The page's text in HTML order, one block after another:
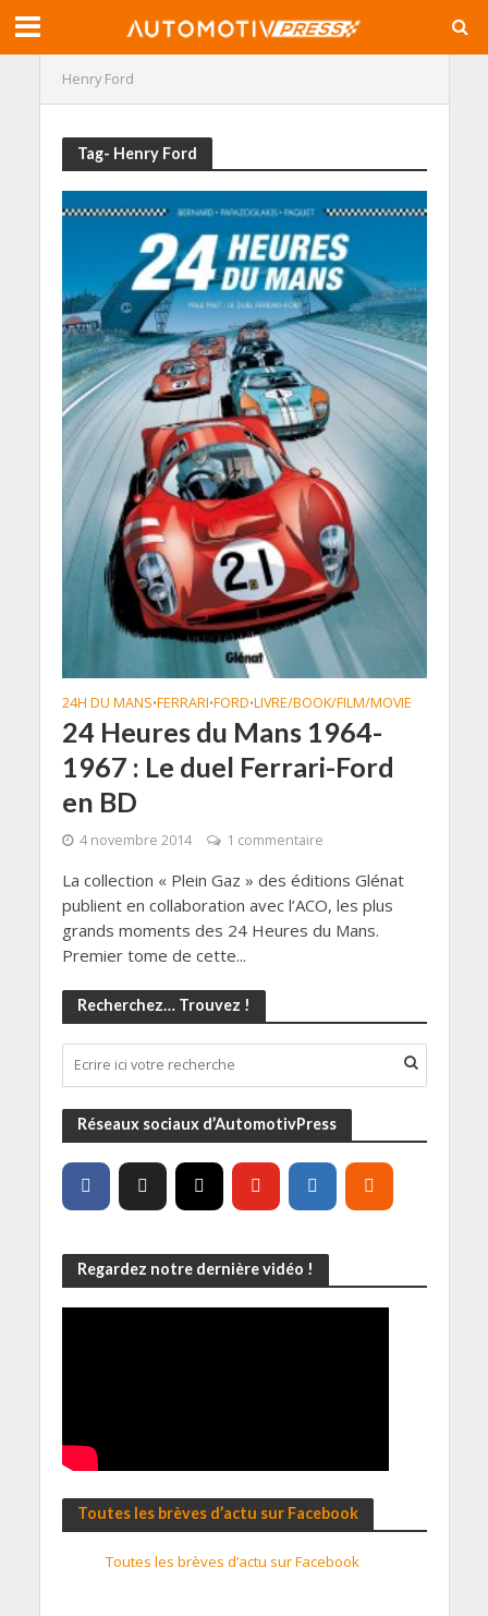
Henry Ford
Tag- Henry Ford
24H DU MANS•FERRARI•FORD•LIVRE/BOOK/FILM/MOVIE
24 Heures du Mans 1964-
1967 : Le duel Ferrari-Ford
en BD
4 novembre 2014 1 commentaire
La collection « Plein Gaz » des éditions Glénat
publient en collaboration avec l’ACO, les plus
grands moments des 24 Heures du Mans.
Premier tome de cette...
Recherchez… Trouvez !
Réseaux sociaux d’AutomotivPress
Regardez notre dernière vidéo !
Toutes les brèves d’actu sur Facebook
Toutes les brèves d’actu sur Facebook